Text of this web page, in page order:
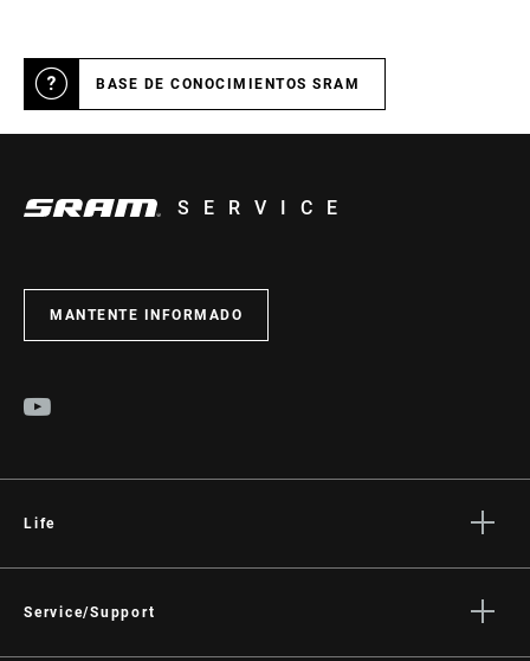
BASE DE CONOCIMIENTOS SRAM
SERVICE
MANTENTE INFORMADO
Life
Cultura
Service/Support